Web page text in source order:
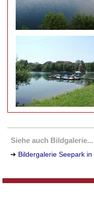
Siehe auch Bildgalerie...
➔ Bildergalerie Seepark in